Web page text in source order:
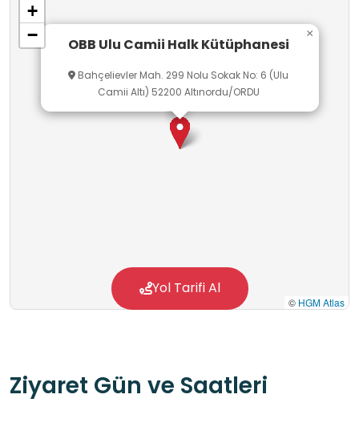
eğitim ve yaşam alanı olarak hizmet
sunmaktadır.OBB Ulu Camii Halk Kütüphanesi
Bahçelievler Mah. 299 Nolu Sokak No: 6 (Ulu
Camii Altı) 52200 Altınordu/ORDU
×
+
−
© HGM Atlas
Yol Tarifi Al
Ziyaret Gün ve Saatleri